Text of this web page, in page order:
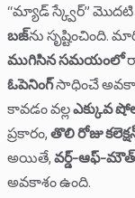
“మ్యాడ్ స్క్వేర్”
బజ్‌ను సృష్టించింది.
ముగిసిన సమయంలో
ఓపెనింగ్సాధించే
కావడం వల్లఎక్కువ
ప్రకారం,తొలి రోజు
అయితే,వర్డ్-ఆఫ్-మౌత్
అవకాశం ఉంది.